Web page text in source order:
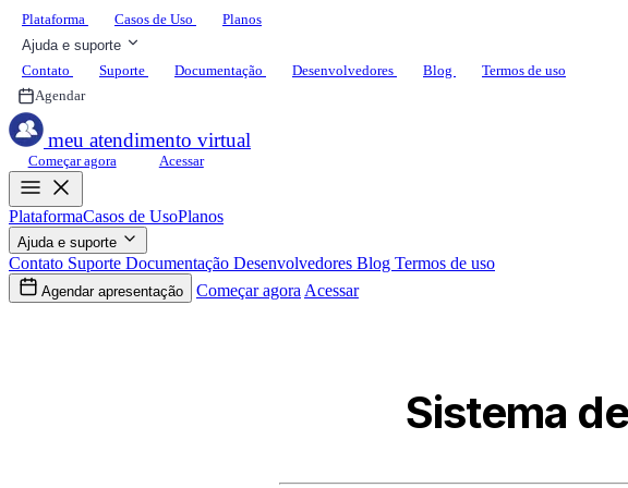
Plataforma Casos de Uso
Planos
Ajuda e suporte
Contato
Suporte Documentação Desenvolvedores Blog
Termos de uso
Agendar
meu atendimento virtual
Começar agora Acessar
PlataformaCasos de UsoPlanos
Ajuda e suporte
Contato Suporte Documentação Desenvolvedores Blog Termos de uso
Agendar apresentação Começar agora Acessar
Sistema